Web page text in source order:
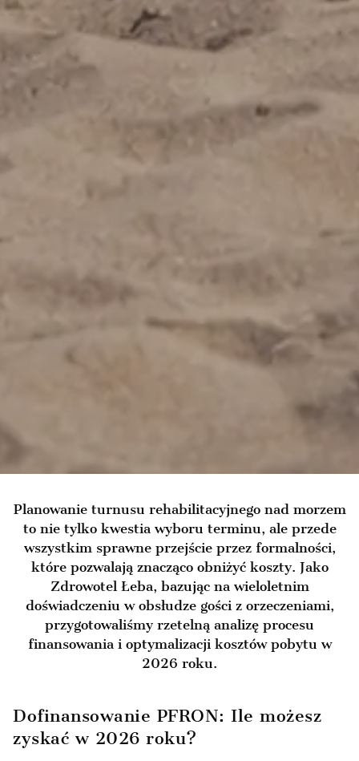
Planowanie turnusu rehabilitacyjnego nad morzem
to nie tylko kwestia wyboru terminu, ale przede
wszystkim sprawne przejście przez formalności,
które pozwalają znacząco obniżyć koszty. Jako
Zdrowotel Łeba, bazując na wieloletnim
doświadczeniu w obsłudze gości z orzeczeniami,
przygotowaliśmy rzetelną analizę procesu
finansowania i optymalizacji kosztów pobytu w
2026 roku.
Dofinansowanie PFRON: Ile możesz
zyskać w 2026 roku?